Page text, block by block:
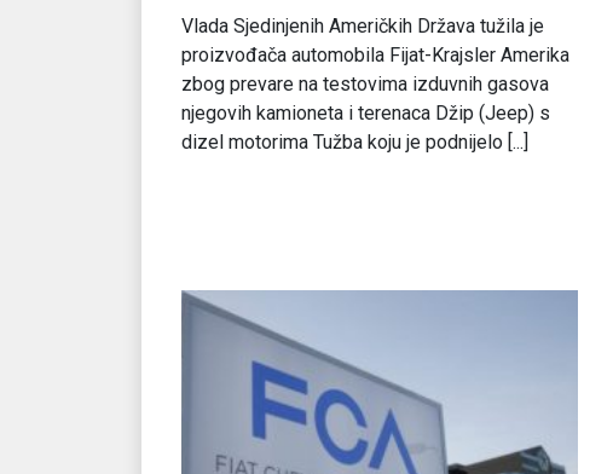
Vlada Sjedinjenih Američkih Država tužila je
proizvođača automobila Fijat-Krajsler Amerika
zbog prevare na testovima izduvnih gasova
njegovih kamioneta i terenaca Džip (Jeep) s
dizel motorima Tužba koju je podnijelo [...]